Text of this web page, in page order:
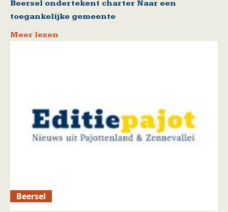
Beersel ondertekent charter Naar een
toegankelijke gemeente
Meer lezen
Beersel